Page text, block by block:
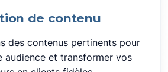
de contenu
des contenus pertinents pour
audience et transformer vos